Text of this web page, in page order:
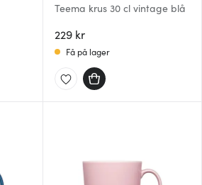
Teema krus 30 cl vintage blå
229 kr
Få på lager